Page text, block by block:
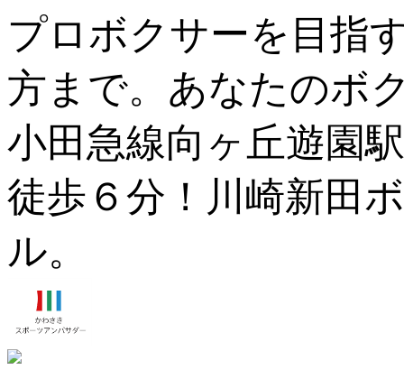
プロボクサーを目指
方まで。あなたのボ
小田急線向ヶ丘遊園
徒歩６分！川崎新田
ル。